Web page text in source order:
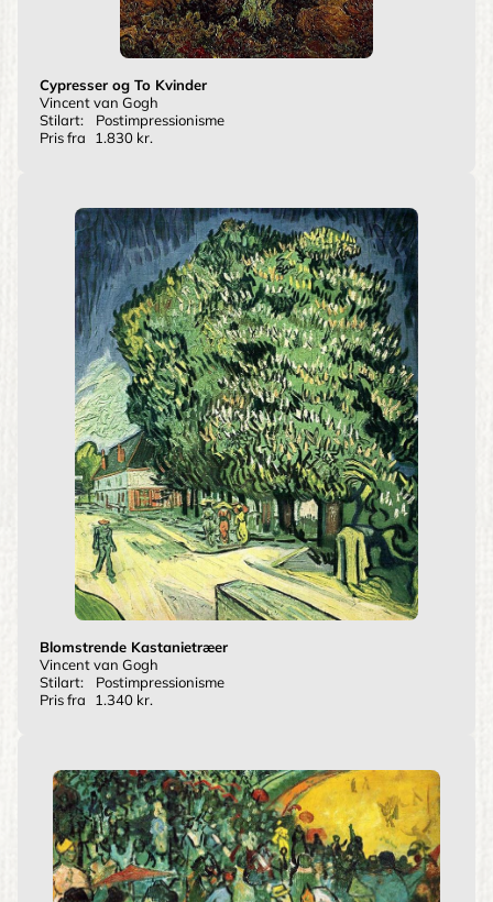
Cypresser og To Kvinder
Vincent van Gogh
Stilart:
Postimpressionisme
Pris fra
1.830 kr.
Blomstrende Kastanietræer
Vincent van Gogh
Stilart:
Postimpressionisme
Pris fra
1.340 kr.